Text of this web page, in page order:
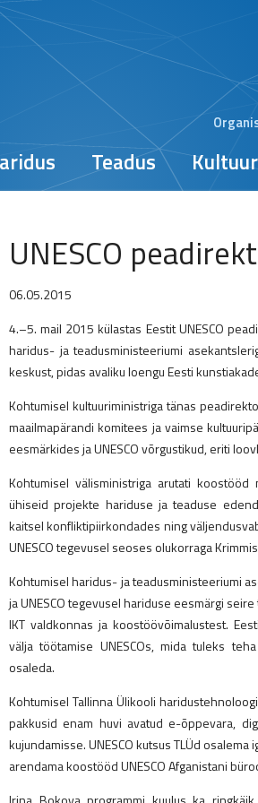
Teadus Kultuur
UNESCO
06.05.2015
4.–5. mail 2015 külastas Eestit UNESCO
haridus- ja teadusministeeriumi
keskust, pidas avaliku loengu Eesti
Kohtumisel kultuuriministriga tänas
maailmapärandi komitees ja vaimse
eesmärkides ja UNESCO võrgustikud, eriti
Kohtumisel välisministriga arutati koostööd
ühiseid projekte hariduse ja teaduse
kaitsel konfliktipiirkondades ning
UNESCO tegevusel seoses olukorraga
Kohtumisel haridus- ja teadusministeeriumi
ja UNESCO tegevusel hariduse eesmärgi
IKT valdkonnas ja koostöövõimalustest.
välja töötamise UNESCOs, mida tuleks
osaleda.
Kohtumisel Tallinna Ülikooli
pakkusid enam huvi avatud e-õppevara,
kujundamisse. UNESCO kutsus TLÜd
arendama koostööd UNESCO Afganistani